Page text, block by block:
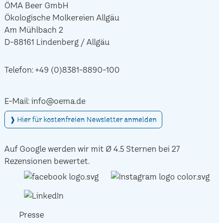
ÖMA Beer GmbH
Ökologische Molkereien Allgäu
Am Mühlbach 2
D-88161 Lindenberg / Allgäu
Telefon: +49 (0)8381-8890-100
E-Mail: info@oema.de
❱ Hier für kostenfreien Newsletter anmelden
Auf Google werden wir mit Ø 4.5 Sternen bei 27
Rezensionen bewertet.
Presse